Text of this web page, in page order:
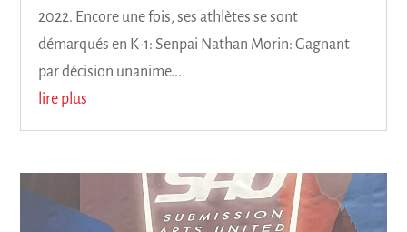
2022. Encore une fois, ses athlètes se sont
démarqués en K-1: Senpai Nathan Morin: Gagnant
par décision unanime...
lire plus